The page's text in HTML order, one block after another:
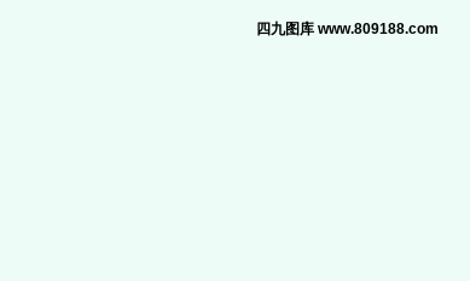
四九图库 www.809188.com